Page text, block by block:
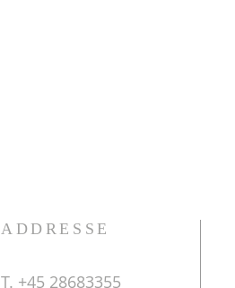
ADDRESSE
T. +45 28683355